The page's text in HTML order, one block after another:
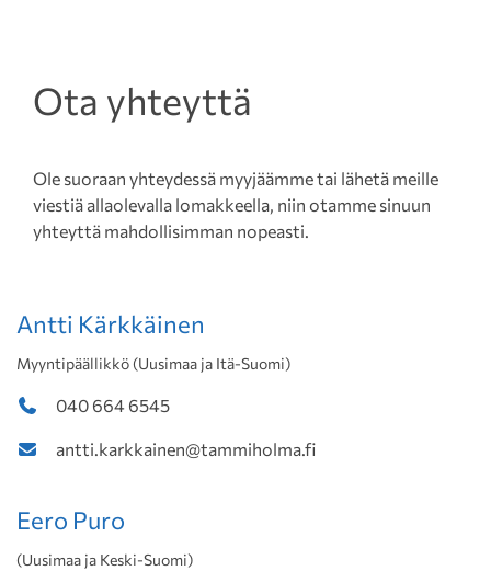
Ota yhteyttä
Ole suoraan yhteydessä myyjäämme tai lähetä meille
viestiä allaolevalla lomakkeella, niin otamme sinuun
yhteyttä mahdollisimman nopeasti.
Antti Kärkkäinen
Myyntipäällikkö (Uusimaa ja Itä-Suomi)
040 664 6545
antti.karkkainen@tammiholma.fi
Eero Puro
(Uusimaa ja Keski-Suomi)